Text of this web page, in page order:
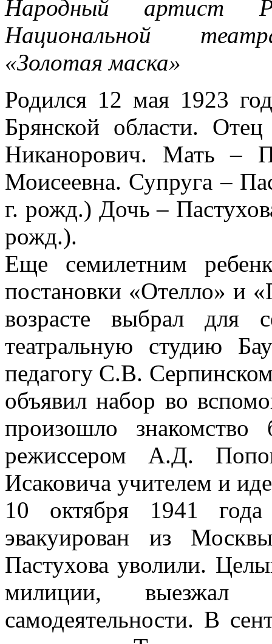
Народный артист
Национальной
«Золотая маска»
Родился 12 мая 1923
Брянской области.
Никанорович. Мать –
Моисеевна. Супруга –
г. рожд.) Дочь –
рожд.).
Еще семилетним
постановки «Отелло» и
возрасте выбрал для
театральную студию
педагогу С.В.
объявил набор во
произошло
режиссером А.Д.
Исаковича учителем и
10 октября 1941
эвакуирован из
Пастухова уволили.
милиции, выезжал
самодеятельности. В